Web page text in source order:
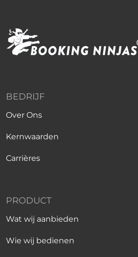
BEDRIJF
Over Ons
Kernwaarden
Carrières
PRODUCT
Wat wij aanbieden
Wie wij bedienen